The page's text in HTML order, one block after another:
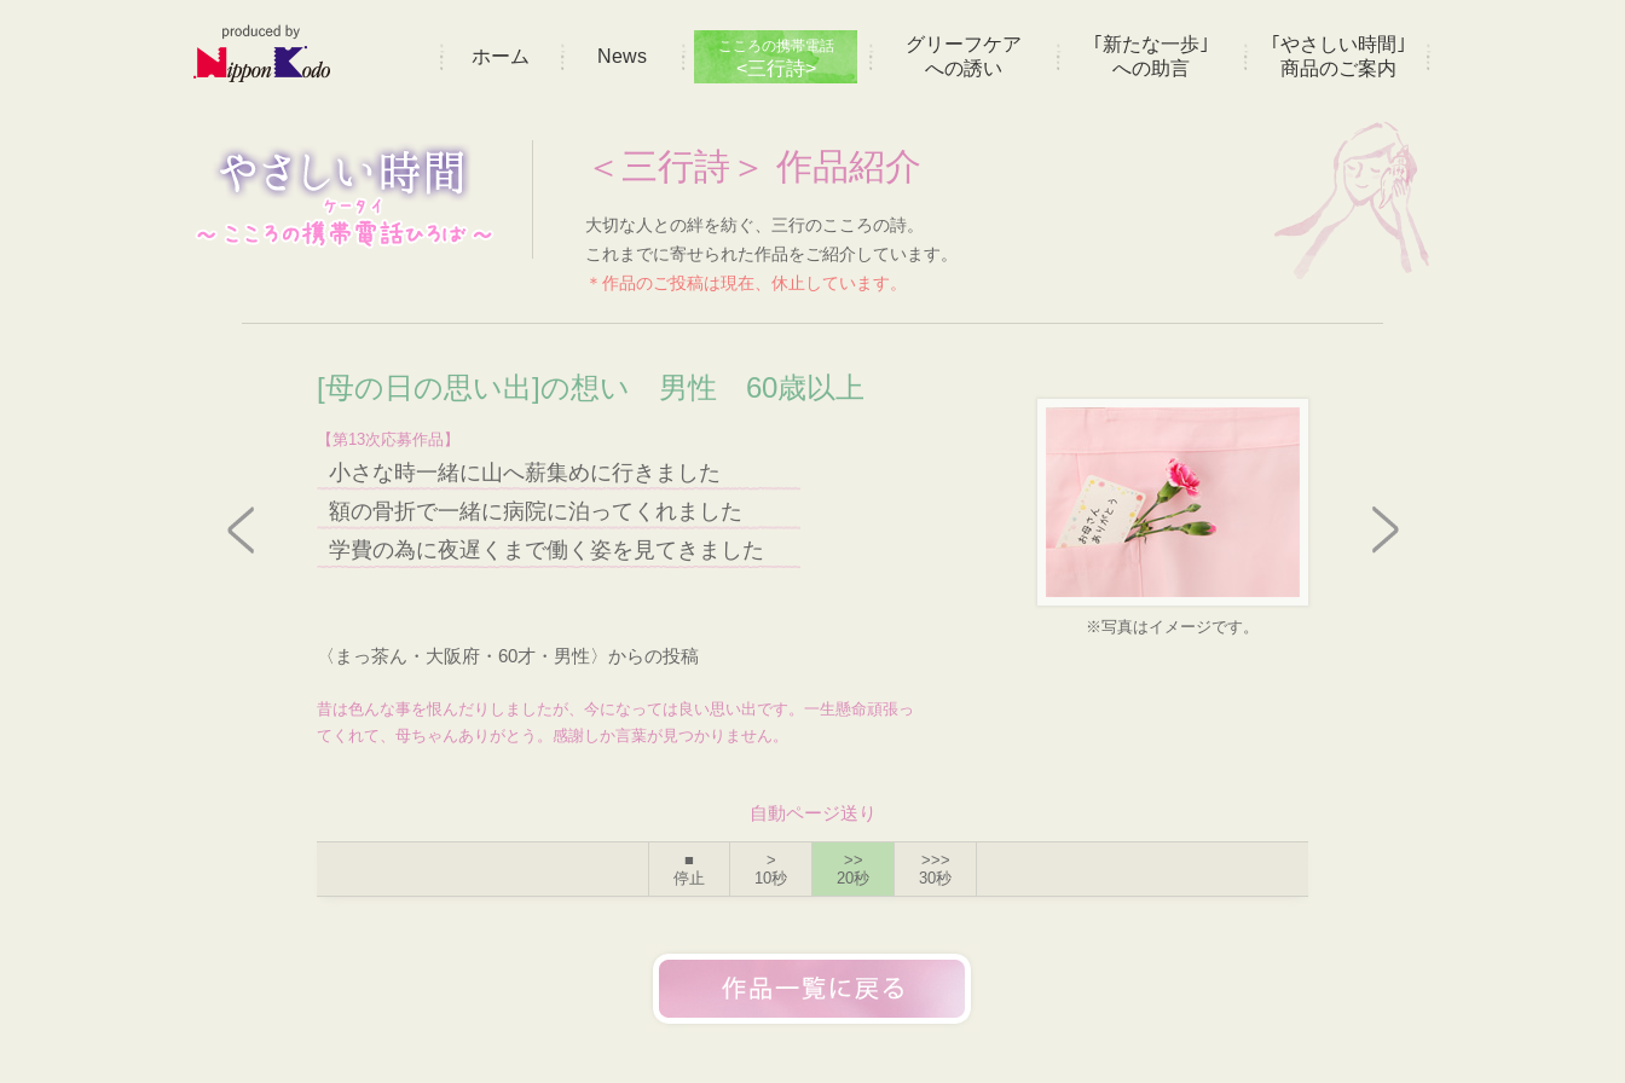
ホーム News こころの携帯電話
<三行詩>
グリーフケア
への誘い
｢新たな一歩｣
への助言
｢やさしい時間｣
商品のご案内
＜三行詩＞ 作品紹介
大切な人との絆を紡ぐ、三行のこころの詩。
これまでに寄せられた作品をご紹介しています。
＊作品のご投稿は現在、休止しています。
[母の日の思い出]の想い 男性 60歳以上
【第13次応募作品】
小さな時一緒に山へ薪集めに行きました
額の骨折で一緒に病院に泊ってくれました
学費の為に夜遅くまで働く姿を見てきました
※写真はイメージです。
〈まっ茶ん・大阪府・60才・男性〉からの投稿
昔は色んな事を恨んだりしましたが、今になっては良い思い出です。一生懸命頑張っ
てくれて、母ちゃんありがとう。感謝しか言葉が見つかりません。
自動ページ送り
■
停止
>
10秒
>>
20秒
>>>
30秒